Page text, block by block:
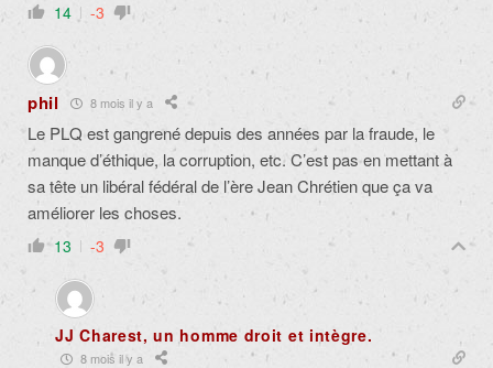
14 -3
phil 8 mois il y a
Le PLQ est gangrené depuis des années par la fraude, le
manque d’éthique, la corruption, etc. C’est pas en mettant à
sa tête un libéral fédéral de l’ère Jean Chrétien que ça va
améliorer les choses.
13 -3
JJ Charest, un homme droit et intègre.
8 mois il y a